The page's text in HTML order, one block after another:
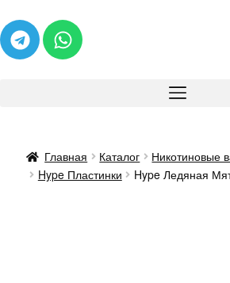
Главная Каталог
Никотиновые
Hype Пластинки
Hype Ледяная